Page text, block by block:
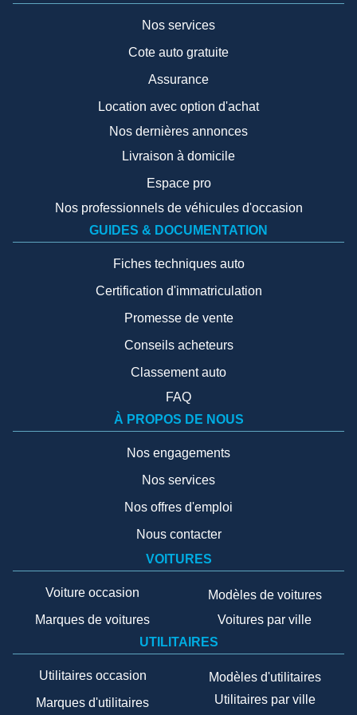
Nos services
Cote auto gratuite
Assurance
Location avec option d'achat
Nos dernières annonces
Livraison à domicile
Espace pro
Nos professionnels de véhicules d'occasion
GUIDES & DOCUMENTATION
Fiches techniques auto
Certification d'immatriculation
Promesse de vente
Conseils acheteurs
Classement auto
FAQ
À PROPOS DE NOUS
Nos engagements
Nos services
Nos offres d'emploi
Nous contacter
VOITURES
Voiture occasion
Marques de voitures
Modèles de voitures
Voitures par ville
UTILITAIRES
Utilitaires occasion
Marques d'utilitaires
Modèles d'utilitaires
Utilitaires par ville